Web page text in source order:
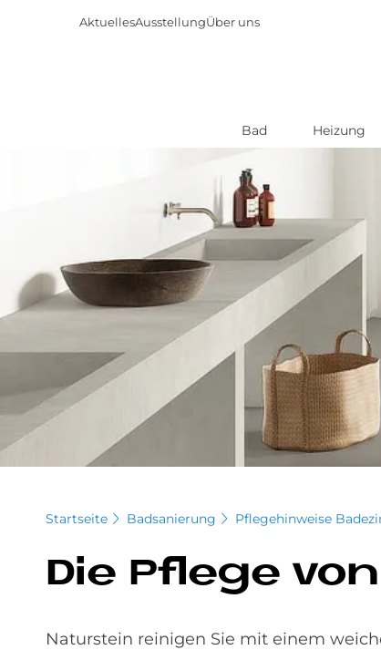
AktuellesAusstellungÜber uns
Bad Heizung
Startseite Badsanierung Pflegehinweise
Die Pfle­ge
Naturstein reinigen Sie mit einem